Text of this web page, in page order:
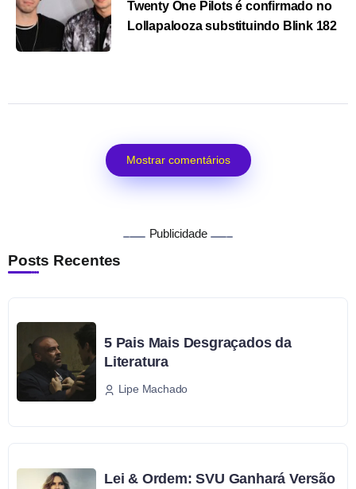
Twenty One Pilots é confirmado no
Lollapalooza substituindo Blink 182
Mostrar comentários
Publicidade
Posts Recentes
5 Pais Mais Desgraçados da
Literatura
Lipe Machado
Lei & Ordem: SVU Ganhará Versão